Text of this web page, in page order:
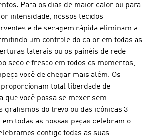
Para os dias de maior calor ou para
intensidade, nossos tecidos
e de secagem rápida eliminam a
um controle do calor em todas as
laterais ou os painéis de rede
seco e fresco em todos os momentos,
você de chegar mais além. Os
total liberdade de
que você possa se mexer sem
grafismos do trevo ou das icônicas 3
todas as nossas peças celebram o
contigo todas as suas